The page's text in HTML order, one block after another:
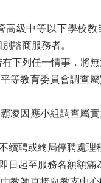
高級中等以下學校教
諮商服務者。
下列任一情事，將無
等教育委員會調查
凌因應小組調查屬
續聘或終局停聘處理
日起至服務名額額滿